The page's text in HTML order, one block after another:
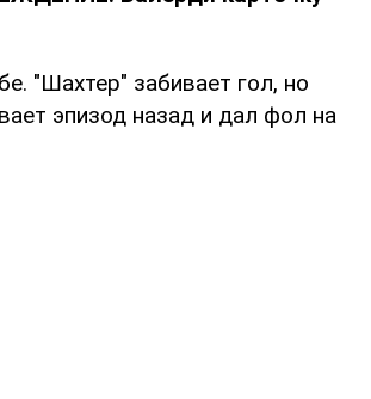
"Шахтер" забивает гол, но
эпизод назад и дал фол на